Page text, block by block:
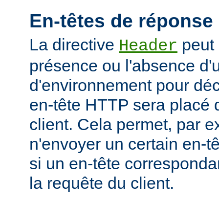
En-têtes de
La directive Header peut
présence ou l'absence
d'environnement pour
en-tête HTTP sera placé
client. Cela permet, par
n'envoyer un certain en-
si un en-tête
la requête du client.